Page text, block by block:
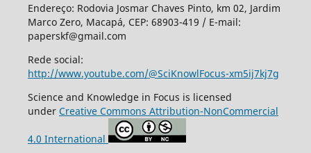
Endereço: Rodovia Josmar Chaves Pinto, km 02, Jardim
Marco Zero, Macapá, CEP: 68903-419 / E-mail:
paperskf@gmail.com
Rede social:
http://www.youtube.com/@SciKnowlFocus-xm5ij7kj7g
Science and Knowledge in Focus is licensed
under Creative Commons Attribution-NonCommercial
4.0 International